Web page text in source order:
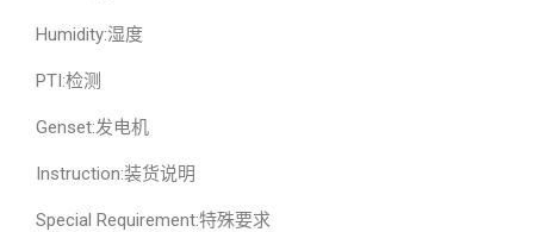
Humidity:湿度
PTI:检测
Genset:发电机
Instruction:装货说明
Special Requirement:特殊要求